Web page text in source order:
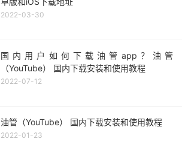
2022-03-30
国内用户如何下载油管app？油管
（YouTube） 国内下载安装和使用教程
2022-07-12
油管（YouTube） 国内下载安装和使用教程
2022-01-23